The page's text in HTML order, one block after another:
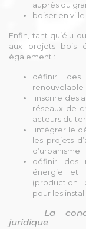
auprès du
boiser en ville
Enfin, tant qu’élu
aux projets bois
également :
définir
renouvelable
inscrire des
réseaux de
acteurs du
intégrer le
les projets
d’urbanisme
définir des
énergie et
(production
pour les
La
juridique